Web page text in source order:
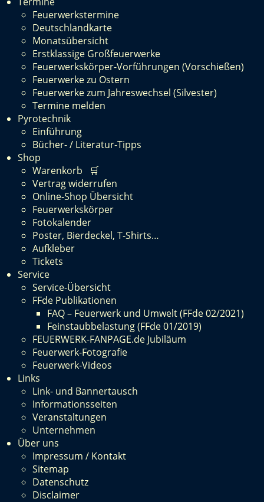
Feuerwerkstermine
Deutschlandkarte
Monatsübersicht
Erstklassige Großfeuerwerke
Feuerwerkskörper-Vorführungen (Vorschießen)
Feuerwerke zu Ostern
Feuerwerke zum Jahreswechsel (Silvester)
Termine melden
Pyrotechnik
Einführung
Bücher- / Literatur-Tipps
Shop
Warenkorb 🛒
Vertrag widerrufen
Online-Shop Übersicht
Feuerwerkskörper
Fotokalender
Poster, Bierdeckel, T-Shirts…
Aufkleber
Tickets
Service
Service-Übersicht
FFde Publikationen
FAQ – Feuerwerk und Umwelt (FFde 02/2021)
Feinstaubbelastung (FFde 01/2019)
FEUERWERK-FANPAGE.de Jubiläum
Feuerwerk-Fotografie
Feuerwerk-Videos
Links
Link- und Bannertausch
Informationsseiten
Veranstaltungen
Unternehmen
Über uns
Impressum / Kontakt
Sitemap
Datenschutz
Disclaimer